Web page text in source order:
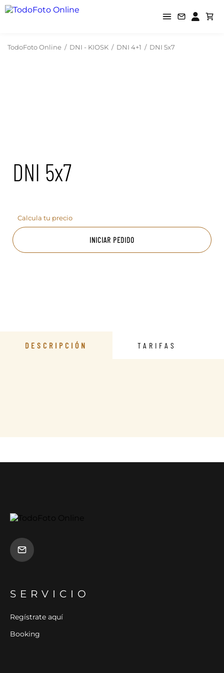
TodoFoto Online / DNI - KIOSK / DNI 4+1 / DNI 5x7
DNI 5x7
Calcula tu precio
INICIAR PEDIDO
DESCRIPCIÓN TARIFAS
SERVICIO
Regístrate aquí
Booking